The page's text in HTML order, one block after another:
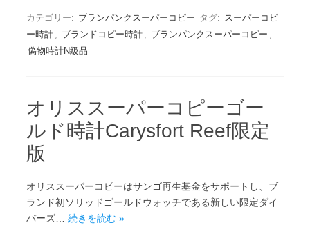
カテゴリー: ブランパンクスーパーコピー タグ: スーパーコピ
ー時計 , ブランドコピー時計 , ブランパンクスーパーコピー ,
偽物時計N級品
オリススーパーコピーゴー
ルド時計Carysfort Reef限定
版
オリススーパーコピーはサンゴ再生基金をサポートし、ブ
ランド初ソリッドゴールドウォッチである新しい限定ダイ
バーズ… 続きを読む »